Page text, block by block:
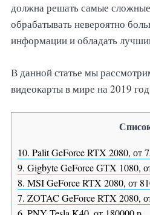
должна решать самые
обрабатывать невероятно
информации и обладать
В данной статье мы
видеокарты в мире на 2019
10. Palit GeForce RTX 2080, от
9. Gigbyte GeForce GTX 1080,
8. MSI GeForce RTX 2080, от
7. ZOTAC GeForce RTX 2080,